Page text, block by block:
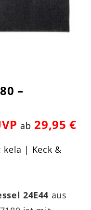
–
ab 29,95 €
kela | Keck &
24E44 aus